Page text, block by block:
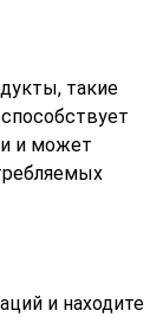
такие
и может
и находите